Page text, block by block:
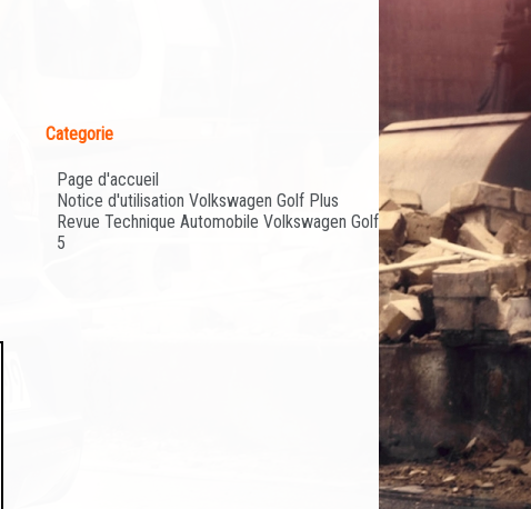
Categorie
Page d'accueil
Notice d'utilisation Volkswagen Golf Plus
Revue Technique Automobile Volkswagen Golf
5